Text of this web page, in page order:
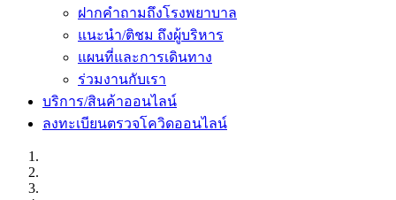
ฝากคำถามถึงโรงพยาบาล
แนะนำ/ติชม ถึงผู้บริหาร
แผนที่และการเดินทาง
ร่วมงานกับเรา
บริการ/สินค้าออนไลน์
ลงทะเบียนตรวจโควิดออนไลน์